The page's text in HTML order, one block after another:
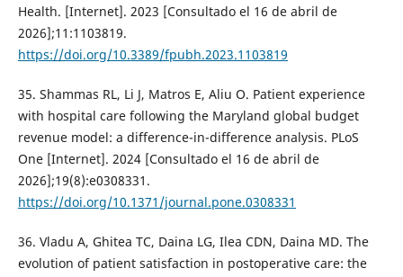
Health. [Internet]. 2023 [Consultado el 16 de abril de
2026];11:1103819.
https://doi.org/10.3389/fpubh.2023.1103819
35. Shammas RL, Li J, Matros E, Aliu O. Patient experience
with hospital care following the Maryland global budget
revenue model: a difference-in-difference analysis. PLoS
One [Internet]. 2024 [Consultado el 16 de abril de
2026];19(8):e0308331.
https://doi.org/10.1371/journal.pone.0308331
36. Vladu A, Ghitea TC, Daina LG, Ilea CDN, Daina MD. The
evolution of patient satisfaction in postoperative care: the